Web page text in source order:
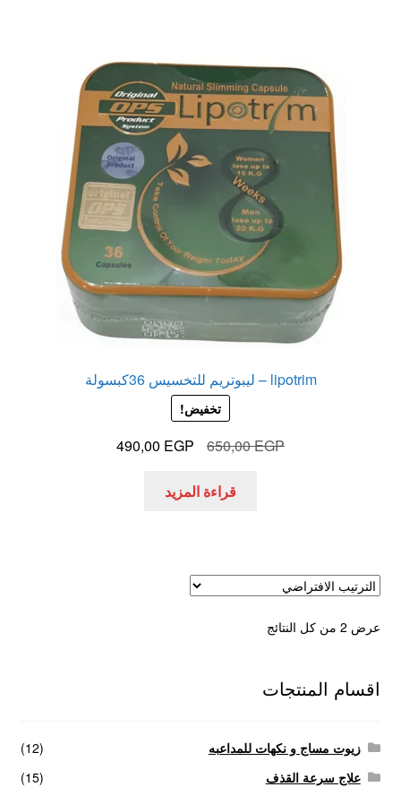
علاج سرعة القذف
كاندم سيليكون
لانجيري مثير
منتجات الانتصاب
منتجات خاصة بالزوج
منتجات خاصة بالزوجة
منتجات للانتصاب و تاخير القذف
lipotrim – ليبوتريم للتخسيس 36كبسولة
تخفيض!
650,00EGP
السعر
هو:
490,00 EGP
السعر
قراءة المزيد
عرض ⁦2⁩ من كل النتائج
اقسام المنتجات
زيوت مساج و نكهات للمداعبه
(12)
علاج سرعة القذف
(15)